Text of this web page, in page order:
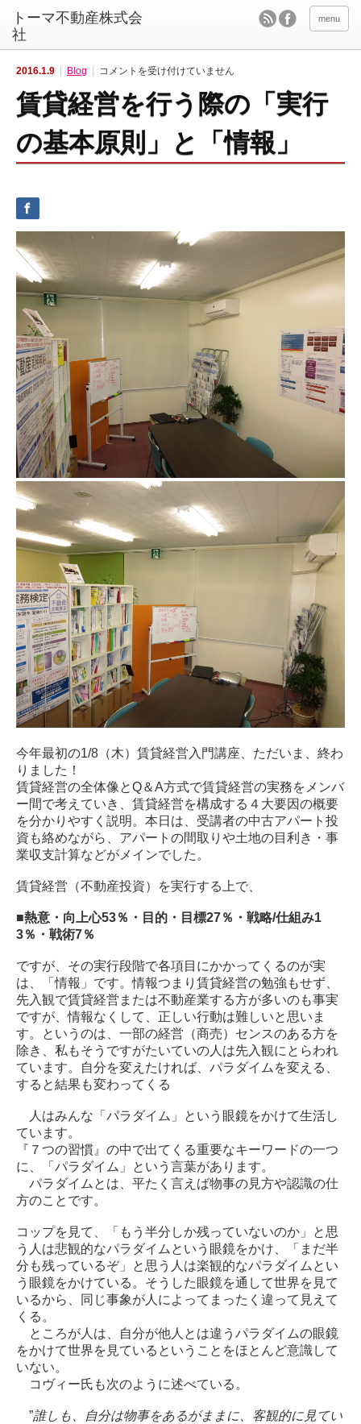
menu
2016.1.9 Blog
賃
経
営
を
う
際
の
「実
コメントを受け付けていません
賃貸経営を行う際の「実行
の基本原則」と「情報」
今年最初の1/8（木）賃貸経営入門講座、ただいま、終わ
りました！
賃貸経営の全体像とQ＆A方式で賃貸経営の実務をメンバ
ー間で考えていき、賃貸経営を構成する４大要因の概要
を分かりやすく説明。本日は、受講者の中古アパート投
資も絡めながら、アパートの間取りや土地の目利き・事
業収支計算などがメインでした。
賃貸経営（不動産投資）を実行する上で、
■熱意・向上心53％・目的・目標27％・戦略/仕組み1
3％・戦術7％
ですが、その実行段階で各項目にかかってくるのが実
は、「情報」です。情報つまり賃貸経営の勉強もせず、
先入観で賃貸経営または不動産業する方が多いのも事実
ですが、情報なくして、正しい行動は難しいと思いま
す。というのは、一部の経営（商売）センスのある方を
除き、私もそうですがたいていの人は先入観にとらわれ
ています。自分を変えたければ、パラダイムを変える、
すると結果も変わってくる
人はみんな「パラダイム」という眼鏡をかけて生活し
ています。
『７つの習慣』の中で出てくる重要なキーワードの一つ
に、「パラダイム」という言葉があります。
パラダイムとは、平たく言えば物事の見方や認識の仕
方のことです。
コップを見て、「もう半分しか残っていないのか」と思
う人は悲観的なパラダイムという眼鏡をかけ、「まだ半
分も残っているぞ」と思う人は楽観的なパラダイムとい
う眼鏡をかけている。そうした眼鏡を通して世界を見て
いるから、同じ事象が人によってまったく違って見えて
くる。
ところが人は、自分が他人とは違うパラダイムの眼鏡
をかけて世界を見ているということをほとんど意識して
いない。
コヴィー氏も次のように述べている。
”誰しも、自分は物事をあるがままに、客観的に見てい